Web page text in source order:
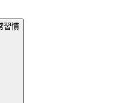
習慣